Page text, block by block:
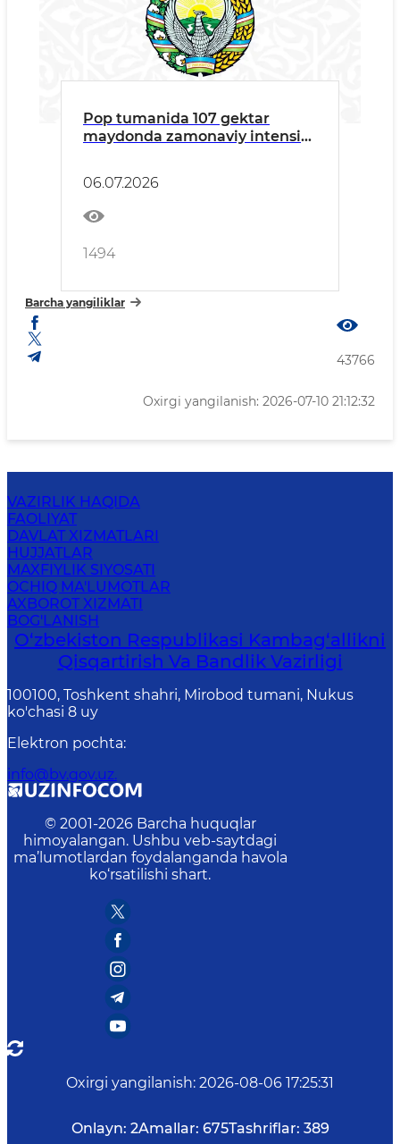
Pop tumanida 107 gektar
maydonda zamonaviy intensiv
06.07.2026
1494
Barcha yangiliklar
43766
Oxirgi yangilanish: 2026-07-10 21:12:32
VAZIRLIK HAQIDA
FAOLIYAT
DAVLAT XIZMATLARI
HUJJATLAR
MAXFIYLIK SIYOSATI
OCHIQ MA'LUMOTLAR
AXBOROT XIZMATI
BOG'LANISH
O‘zbekiston Respublikasi Kambag‘allikni
Qisqartirish Va Bandlik Vazirligi
100100, Toshkent shahri, Mirobod tumani, Nukus
ko'chasi 8 uy
Elektron pochta:
info@bv.gov.uz.
© 2001-2026 Barcha huquqlar
himoyalangan. Ushbu veb-saytdagi
ma’lumotlardan foydalanganda havola
ko‘rsatilishi shart.
Oxirgi yangilanish: 2026-08-06 17:25:31
Onlayn: 2Amallar: 675Tashriflar: 389